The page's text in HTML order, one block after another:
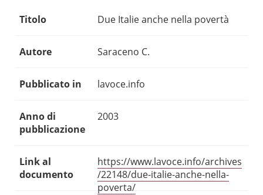
Titolo Due Italie anche nella povertà
Autore Saraceno C.
Pubblicato in lavoce.info
Anno di
pubblicazione
2003
Link al
documento
https://www.lavoce.info/archives
/22148/due-italie-anche-nella-
poverta/